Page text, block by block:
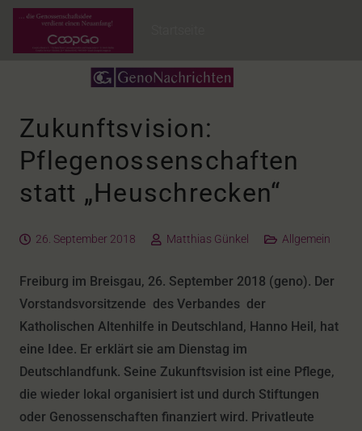
Zukunftsvision:
Pflegenossenschaften
statt „Heuschrecken“
26. September 2018 Matthias Günkel Allgemein
Freiburg im Breisgau, 26. September 2018 (geno). Der
Vorstandsvorsitzende des Verbandes der
Katholischen Altenhilfe in Deutschland, Hanno Heil, hat
eine Idee. Er erklärt sie am Dienstag im
Deutschlandfunk. Seine Zukunftsvision ist eine Pflege,
die wieder lokal organisiert ist und durch Stiftungen
oder Genossenschaften finanziert wird. Privatleute